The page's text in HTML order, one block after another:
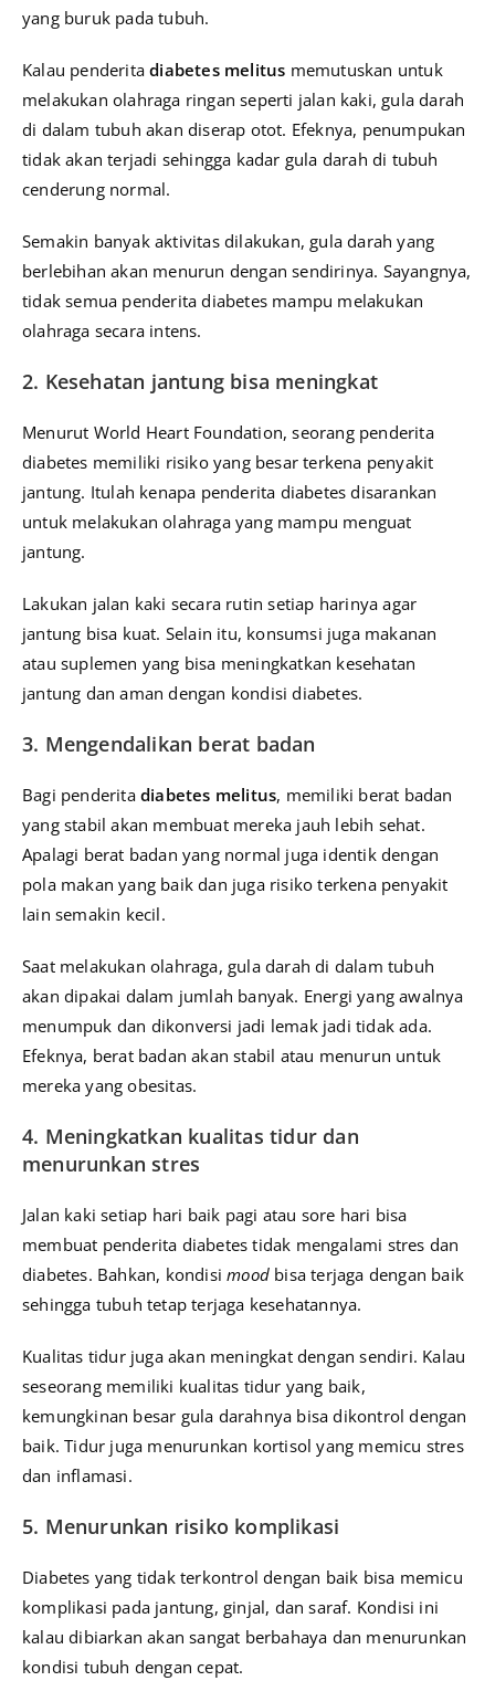
yang buruk pada tubuh.
Kalau penderita diabetes melitus memutuskan untuk
melakukan olahraga ringan seperti jalan kaki, gula darah
di dalam tubuh akan diserap otot. Efeknya, penumpukan
tidak akan terjadi sehingga kadar gula darah di tubuh
cenderung normal.
Semakin banyak aktivitas dilakukan, gula darah yang
berlebihan akan menurun dengan sendirinya. Sayangnya,
tidak semua penderita diabetes mampu melakukan
olahraga secara intens.
2. Kesehatan jantung bisa meningkat
Menurut World Heart Foundation, seorang penderita
diabetes memiliki risiko yang besar terkena penyakit
jantung. Itulah kenapa penderita diabetes disarankan
untuk melakukan olahraga yang mampu menguat
jantung.
Lakukan jalan kaki secara rutin setiap harinya agar
jantung bisa kuat. Selain itu, konsumsi juga makanan
atau suplemen yang bisa meningkatkan kesehatan
jantung dan aman dengan kondisi diabetes.
3. Mengendalikan berat badan
Bagi penderita diabetes melitus, memiliki berat badan
yang stabil akan membuat mereka jauh lebih sehat.
Apalagi berat badan yang normal juga identik dengan
pola makan yang baik dan juga risiko terkena penyakit
lain semakin kecil.
Saat melakukan olahraga, gula darah di dalam tubuh
akan dipakai dalam jumlah banyak. Energi yang awalnya
menumpuk dan dikonversi jadi lemak jadi tidak ada.
Efeknya, berat badan akan stabil atau menurun untuk
mereka yang obesitas.
4. Meningkatkan kualitas tidur dan
menurunkan stres
Jalan kaki setiap hari baik pagi atau sore hari bisa
membuat penderita diabetes tidak mengalami stres dan
diabetes. Bahkan, kondisimood bisa terjaga dengan baik
sehingga tubuh tetap terjaga kesehatannya.
Kualitas tidur juga akan meningkat dengan sendiri. Kalau
seseorang memiliki kualitas tidur yang baik,
kemungkinan besar gula darahnya bisa dikontrol dengan
baik. Tidur juga menurunkan kortisol yang memicu stres
dan inflamasi.
5. Menurunkan risiko komplikasi
Diabetes yang tidak terkontrol dengan baik bisa memicu
komplikasi pada jantung, ginjal, dan saraf. Kondisi ini
kalau dibiarkan akan sangat berbahaya dan menurunkan
kondisi tubuh dengan cepat.